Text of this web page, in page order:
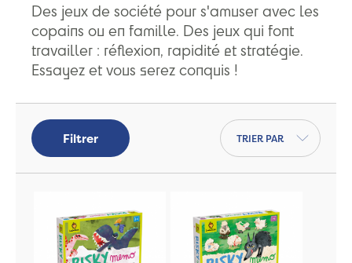
Des jeux de société pour s'amuser avec les
copains ou en famille. Des jeux qui font
travailler : réflexion, rapidité et stratégie.
Essayez et vous serez conquis !
Filtrer
Trier par